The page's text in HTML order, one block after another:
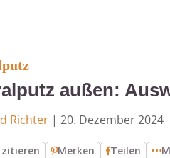
außen:
Richter | 20. Dezember 2024
Merken Teilen